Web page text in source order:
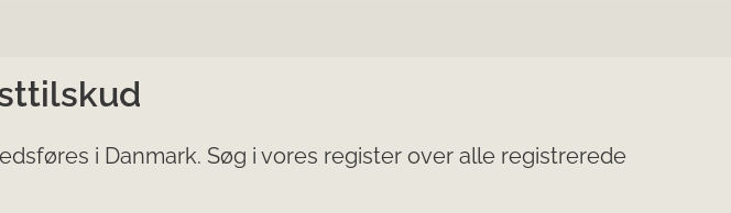
i Danmark. Søg i vores register over alle registrerede